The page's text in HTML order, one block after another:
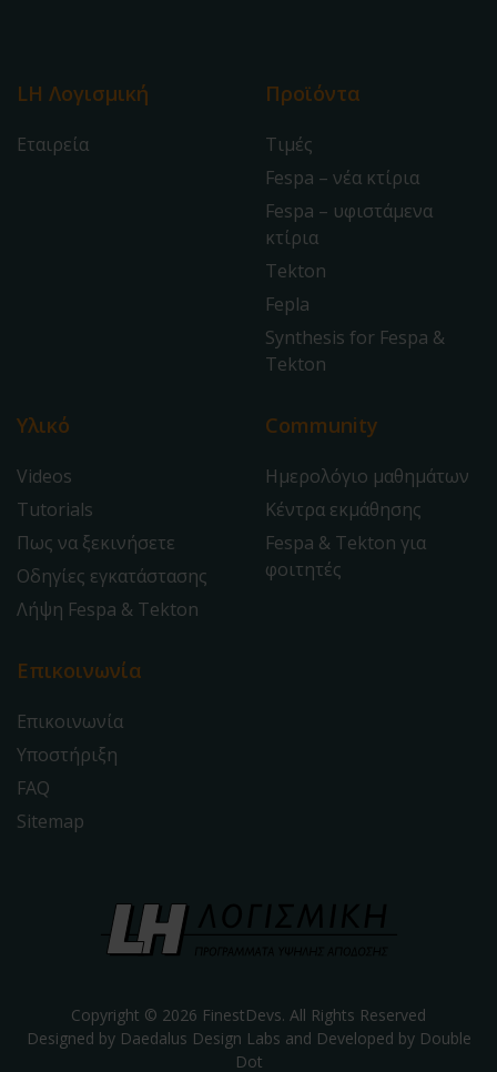
LH Λογισμική
Εταιρεία
Προϊόντα
Τιμές
Fespa – νέα κτίρια
Fespa – υφιστάμενα
κτίρια
Tekton
Fepla
Synthesis for Fespa &
Tekton
Υλικό
Videos
Tutorials
Πως να ξεκινήσετε
Οδηγίες εγκατάστασης
Λήψη Fespa & Tekton
Community
Ημερολόγιο μαθημάτων
Κέντρα εκμάθησης
Fespa & Tekton για
φοιτητές
Επικοινωνία
Επικοινωνία
Υποστήριξη
FAQ
Sitemap
Copyright © 2026 FinestDevs. All Rights Reserved
Designed by Daedalus Design Labs and Developed by Double
Dot